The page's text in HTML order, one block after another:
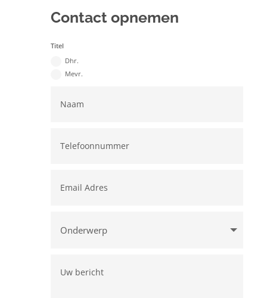
Contact opnemen
Titel
Dhr.
Mevr.